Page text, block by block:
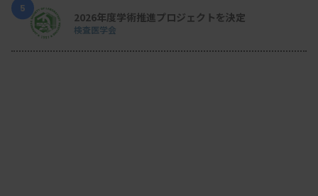
5
2026年度学術推進プロジェクトを決定
検査医学会